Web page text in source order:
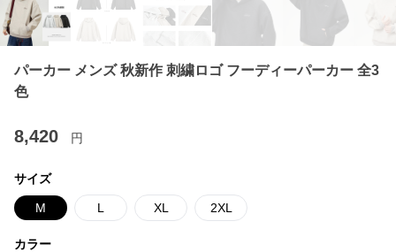
パーカー メンズ 秋新作 刺繍ロゴ フーディーパーカー 全3
色
8,420 円
サイズ
M L XL 2XL
カラー